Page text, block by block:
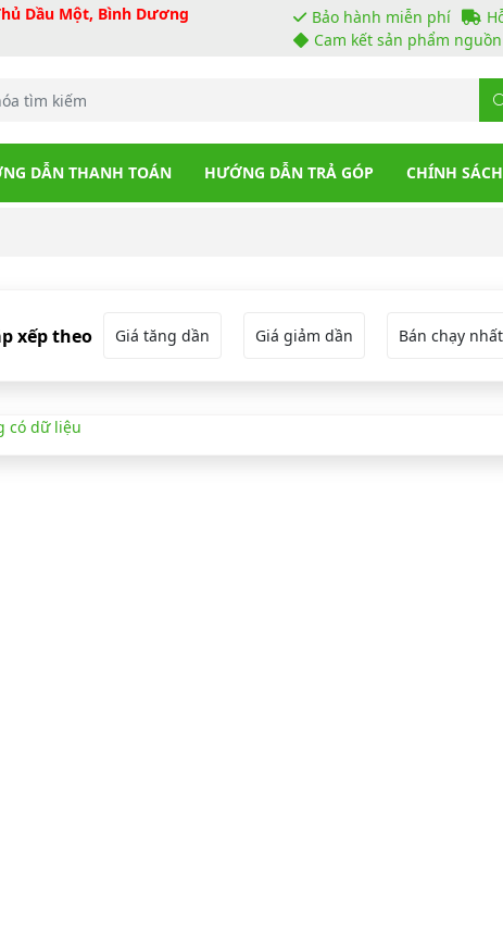
Dầu Một, Bình Dương Bảo hành miễn phí
Cam kết sản phẩm
DẪN THANH TOÁN HƯỚNG DẪN TRẢ GÓP CHÍNH
xếp theo Giá tăng dần Giá giảm dần Bán chạy nhất
có dữ liệu